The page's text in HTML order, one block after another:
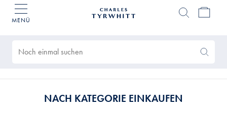
MENÜ
Again
NACH KATEGORIE EINKAUFEN